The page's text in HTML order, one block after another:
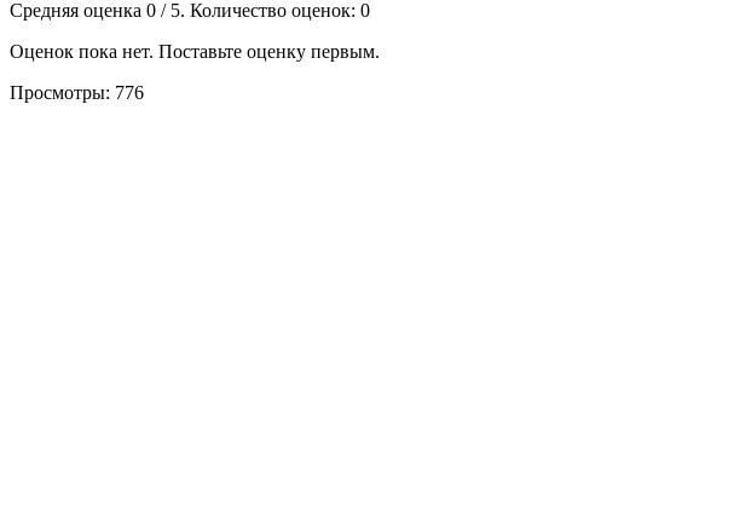
Средняя оценка 0 / 5. Количество оценок: 0
Оценок пока нет. Поставьте оценку первым.
Просмотры: 776